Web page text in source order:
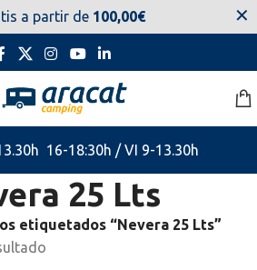
Disculpen las molestias.
16-18:30h / VI 9-13.30h
25 Lts
etiquetados “Nevera 25 Lts”
a partir de 100,00€ ✕